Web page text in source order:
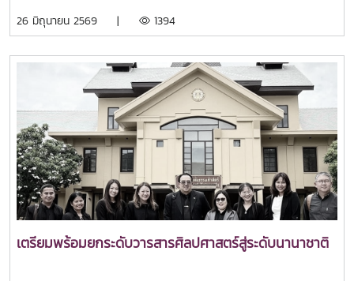
ความสัมพันธ์และการมีส่วนร่วม อาทิ โครงการตักบาตรท้องน้ำ
ด้านภาษาไปสู่โรงเรียนและชุมชน ตลอดจนการให้บริการของศูนย์
ทดสอบภาษา ซึ่งมีบทบาทสำคัญในการพัฒนาศักยภาพด้าน
ภาษาของนักเรียน นักศึกษา และประชาชนทั่วไปนอกจากนี้ ยังมี
การแลกเปลี่ยนแนวทางด้านการสื่อสารองค์กรและการ
ประชาสัมพันธ์หลักสูตร โดยคณะศิลปศาสตร์ มหาวิทยาลัยมหิดล
ได้ดำเนินกิจกรรมเชิงรุกเพื่อสร้างการรับรู้และเข้าถึงกลุ่มเป้า
หมายอย่างต่อเนื่อง อาทิ กิจกรรม Open House การออกเยี่ยม
โรงเรียน การสำรวจและวิเคราะห์ช่องทางการรับรู้ของนักเรียนที่
สนใจเข้าศึกษาต่อ การจัดค่าย “สาดศิลป์” เพื่อเปิดโอกาสให้
นักเรียนได้เรียนรู้ประสบการณ์จริงในคณะ การมอบทุนการศึกษา
ให้กับนักเรียนในพื้นที่ ตลอดจนการสร้างเครือข่ายความร่วมมือ
Thailand เพื่อส่งเสริมความร่วมมือทางวิชาการ การพัฒนา
วิชาชีพให้แก่นักศึกษาในอุตสาหกรรมการบริการและการท่องเที่ยว
ระดับนานาชาติภายในพิธีได้รับเกียรติจาก Mr. Kristian
Petersen ผู้จัดการทั่วไป โรงแรมรอยัล ออคิด เชอราตัน ริเวอร์
ไซด์ กรุงเทพมหานคร กล่าวต้อนรับผู้เข้าร่วมงาน พร้อมด้วย
Ms. Priya Panjikar Senior Director of Human Resources
ประจำประเทศไทย กัมพูชา ลาว และเมียนมา ของ Marriott
International กล่าวถึงวิสัยทัศน์และความสำคัญของความร่วม
มือระหว่างภาคการศึกษาและภาคธุรกิจในการพัฒนากำลังคน
คุณภาพรองรับอุตสาหกรรมบริการในอนาคตในโอกาสนี้
อ.ดร.ศรัณย์ จันทร์ทะเล คณบดีคณะศิลปศาสตร์ มหาวิทยาลัยแม่
โจ้ ได้กล่าวถึงบทบาทของมหาวิทยาลัยในการผลิตบัณฑิตที่มี
26 มิถุนายน 2569 | 1394
เตรียมพร้อมยกระดับวารสารศิลปศาสตร์สู่ระดับนานาชาติ